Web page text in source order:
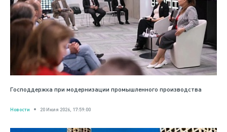
Господдержка при модернизации промышленного производства
Новости 20 Июля 2026, 17:59:00